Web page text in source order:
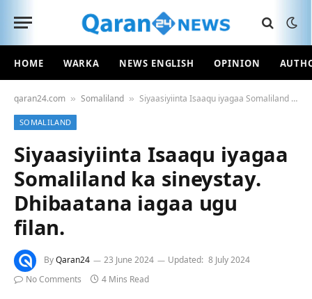
HOME WARKA NEWS ENGLISH OPINION
qaran24.com » Somaliland » Siyaasiyiinta Isaaqu iyagaa Somaliland ka sineystay. Dhibaatana iagaa ugu filan.
SOMALILAND
Siyaasiyiinta Isaaqu iyagaa
Somaliland ka sineystay.
Dhibaatana iagaa ugu
filan.
ByQaran24 23 June 2024 Updated: 8 July 2024
No Comments
4 Mins Read